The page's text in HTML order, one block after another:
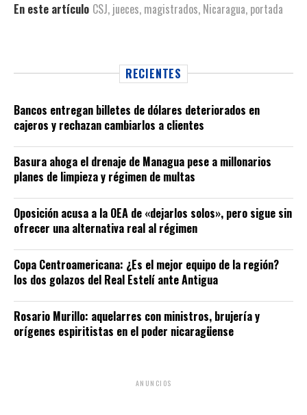
En este artículo CSJ, jueces, magistrados, Nicaragua, portada
RECIENTES
Bancos entregan billetes de dólares deteriorados en
cajeros y rechazan cambiarlos a clientes
Basura ahoga el drenaje de Managua pese a millonarios
planes de limpieza y régimen de multas
Oposición acusa a la OEA de «dejarlos solos», pero sigue sin
ofrecer una alternativa real al régimen
Copa Centroamericana: ¿Es el mejor equipo de la región?
los dos golazos del Real Estelí ante Antigua
Rosario Murillo: aquelarres con ministros, brujería y
orígenes espiritistas en el poder nicaragüense
ANUNCIOS